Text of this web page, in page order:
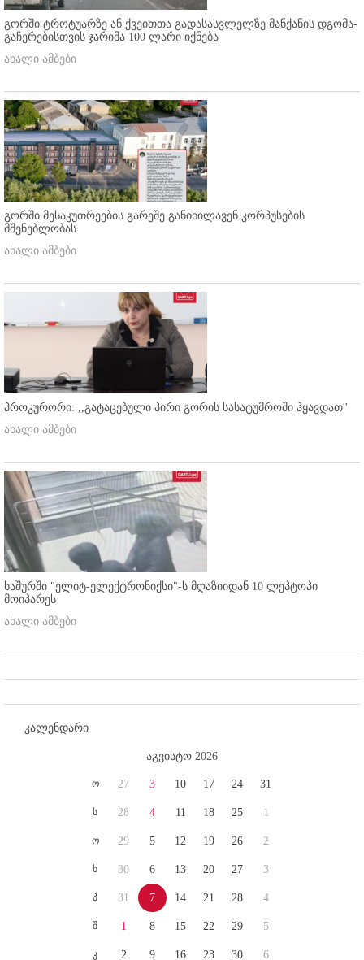
გორში ტროტუარზე ან ქვეითთა გადასასვლელზე მანქანის დგომა-
გაჩერებისთვის ჯარიმა 100 ლარი იქნება
ახალი ამბები
გორში მესაკუთრეების გარეშე განიხილავენ კორპუსების
მშენებლობას
ახალი ამბები
პროკურორი: ,,გატაცებული პირი გორის სასატუმროში ჰყავდათ''
ახალი ამბები
ხაშურში "ელიტ-ელექტრონიქსი"-ს მღაზიიდან 10 ლეპტოპი
მოიპარეს
ახალი ამბები
კალენდარი
აგვისტო 2026
ო
ს
ო
ხ
პ
შ
კ
27
28
29
30
31
1
2
3
4
5
6
7
8
9
10
11
12
13
14
15
16
17
18
19
20
21
22
23
24
25
26
27
28
29
30
31
1
2
3
4
5
6